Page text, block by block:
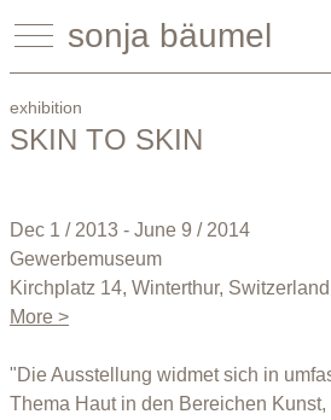
sonja bäumel
exhibition
SKIN TO SKIN
Dec 1 / 2013 - June 9 / 2014
Gewerbemuseum
Kirchplatz 14, Winterthur, Switzerland
More >
"Die Ausstellung widmet sich in
Thema Haut in den Bereichen Kunst,